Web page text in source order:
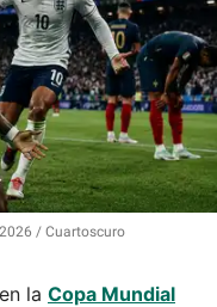
Cuartoscuro
la Copa Mundial